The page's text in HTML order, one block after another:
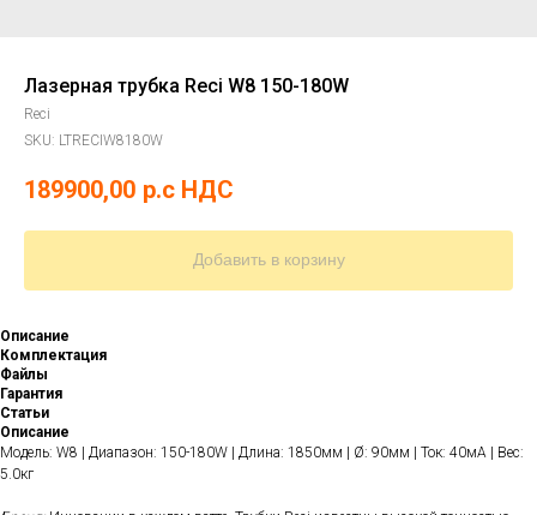
Лазерная трубка Reci W8 150-180W
Reci
SKU: LTRECIW8180W
189900,00 р.c НДС
Добавить в корзину
Описание
Комплектация
Файлы
Гарантия
Статьи
Описание
Модель: W8 | Диапазон: 150-180W | Длина: 1850мм | Ø: 90мм | Ток: 40мА | Вес:
5.0кг